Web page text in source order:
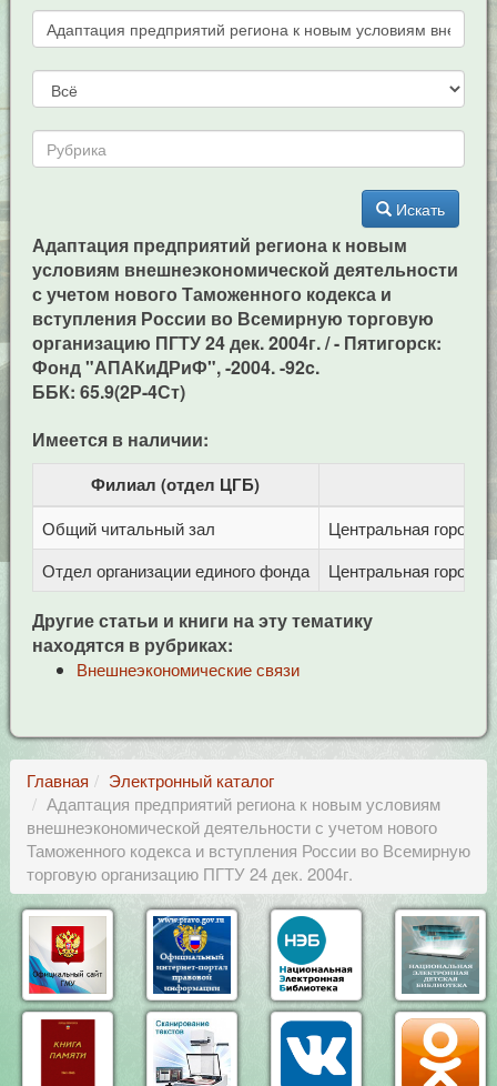
Искать
Адаптация предприятий региона к новым
условиям внешнеэкономической деятельности
с учетом нового Таможенного кодекса и
вступления России во Всемирную торговую
организацию ПГТУ 24 дек. 2004г. / - Пятигорск:
Фонд "АПАКиДРиФ", -2004. -92c.
ББК: 65.9(2Р-4Ст)
Имеется в наличии:
Филиал (отдел ЦГБ)
Общий читальный зал
Центральная
Отдел организации единого фонда
Центральная
Другие статьи и книги на эту тематику
находятся в рубриках:
Внешнеэкономические связи
Главная
Электронный каталог
Адаптация предприятий региона к новым условиям
внешнеэкономической деятельности с учетом нового
Таможенного кодекса и вступления России во Всемирную
торговую организацию ПГТУ 24 дек. 2004г.